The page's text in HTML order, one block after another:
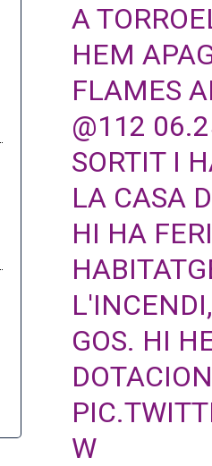
A
HEM
FLAMES
@112
SORTIT I
LA CASA
HI HA
GOS. HI
W